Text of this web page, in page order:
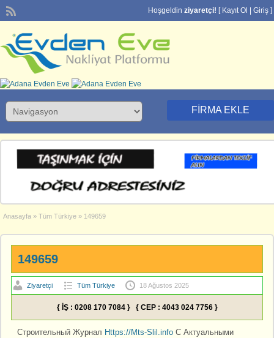
Hoşgeldin ziyaretçi! [ Kayıt Ol Giriş ]
FIRMA EKLE
Anasayfa » Tüm Türkiye » 149659
149659
Ziyaretçi Tüm Türkiye 18 Ağustos 2025
{ İŞ : 0208 170 7084 } { CEP : 4043 024 7756 }
Строительный Журнал Https://Mts-Slil.info С Актуальными